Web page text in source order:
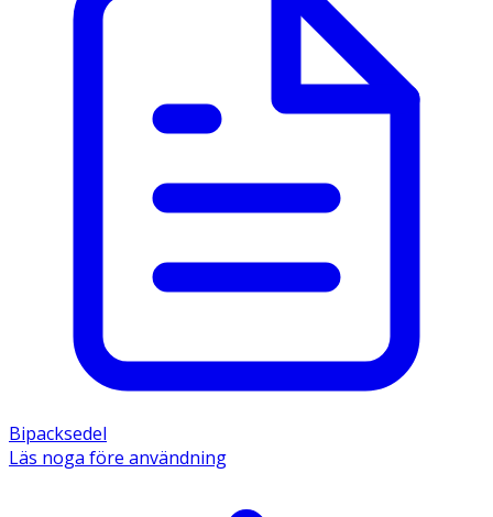
Bipacksedel
Läs noga före användning